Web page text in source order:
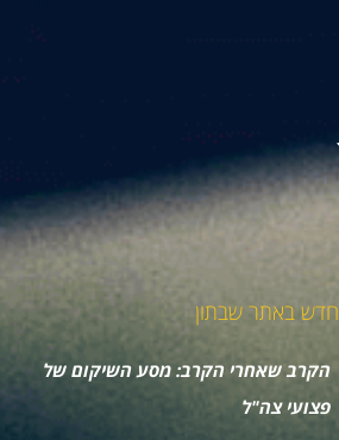
חדש באתר שבתון
הקרב שאחרי הקרב: מסע השיקום של
פצועי צה"ל